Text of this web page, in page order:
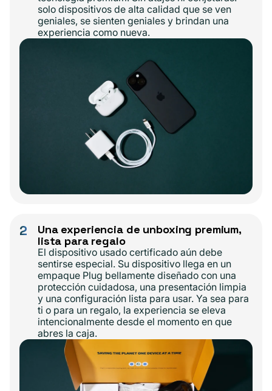
solo dispositivos de alta calidad que se ven
geniales, se sienten geniales y brindan una
experiencia como nueva.
2
Una experiencia de unboxing premium,
lista para regalo
El dispositivo usado certificado aún debe
sentirse especial. Su dispositivo llega en un
empaque Plug bellamente diseñado con una
protección cuidadosa, una presentación limpia
y una configuración lista para usar. Ya sea para
ti o para un regalo, la experiencia se eleva
intencionalmente desde el momento en que
abres la caja.